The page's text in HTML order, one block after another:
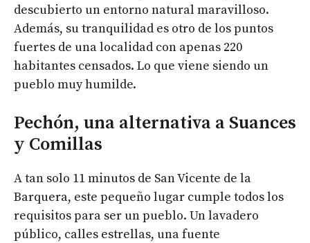
descubierto un entorno natural maravilloso.
Además, su tranquilidad es otro de los puntos
fuertes de una localidad con apenas 220
habitantes censados. Lo que viene siendo un
pueblo muy humilde.
Pechón, una alternativa a Suances
y Comillas
A tan solo 11 minutos de San Vicente de la
Barquera, este pequeño lugar cumple todos los
requisitos para ser un pueblo. Un lavadero
público, calles estrellas, una fuente